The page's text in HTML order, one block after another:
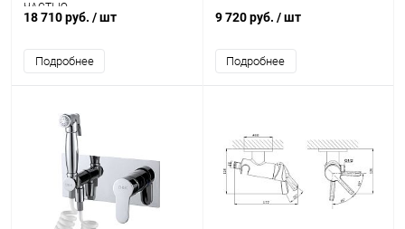
ЧАСТЬЮ
18 710 руб. / шт
Подробнее
9 720 руб. / шт
Подробнее